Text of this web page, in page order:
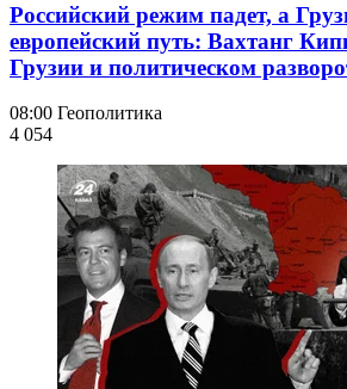
Российский режим падет, а
европейский путь: Вахтанг
Грузии и политическом
08:00 Геополитика
4 054